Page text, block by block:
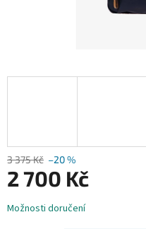
3 375 Kč –20 %
2 700 Kč
Měrná
cena:
Možnosti doručení